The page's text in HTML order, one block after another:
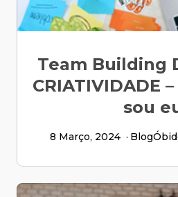
Team Building
CRIATIVIDADE
sou
8 Março, 2024 Blog